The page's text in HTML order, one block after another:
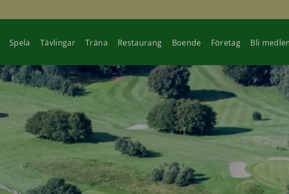
Spela Tävlingar Träna Restaurang Boende Företag Bli